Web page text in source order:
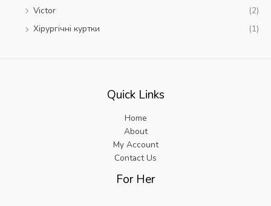
Victor
(2)
Xірургічні куртки
(1)
Quick Links
Home
About
My Account
Contact Us
For Her